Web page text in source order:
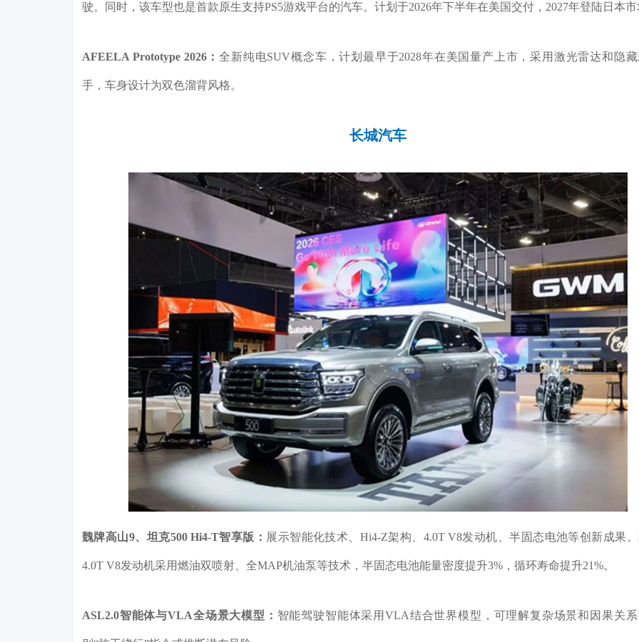
驶。同时，该车型也是首款原生支持PS5游戏平台的汽车。计划于2026年下半年在美国交付，2027年登陆日本
AFEELA Prototype 2026：全新纯电SUV概念车，计划最早于2028年在美国量产上市，采用激光雷达和隐
手，车身设计为双色溜背风格。
长城汽车
魏牌高山9、坦克500 Hi4-T智享版： 展示智能化技术、Hi4-Z架构、4.0T V8发动机、半固态电池等创新成果
4.0T V8发动机采用燃油双喷射、全MAP机油泵等技术，半固态电池能量密度提升3%，循环寿命提升21%。
ASL2.0智能体与VLA全场景大模型： 智能驾驶智能体采用VLA结合世界模型，可理解复杂场景和因果关